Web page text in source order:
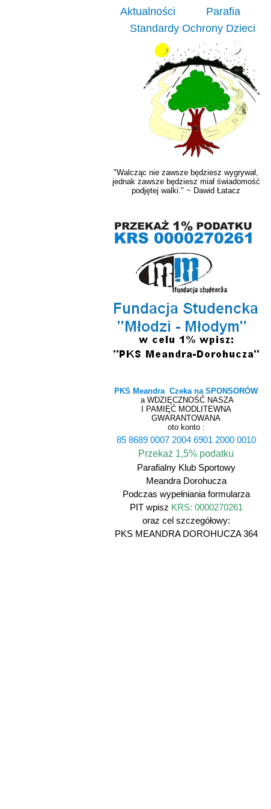
Aktualności Parafia
Standardy Ochrony Dzieci
"Walcząc nie zawsze będziesz wygrywał,
jednak zawsze będziesz miał świadomość
podjętej walki." ~ Dawid Łatacz
PKS Meandra Czeka na SPONSORÓW
a WDZIĘCZNOŚĆ NASZA
I PAMIĘĆ MODLITEWNA
GWARANTOWANA
oto konto :
85 8689 0007 2004 6901 2000 0010
Przekaż 1,5% podatku
Parafialny Klub Sportowy
Meandra Dorohucza
Podczas wypełniania formularza
PIT wpisz KRS: 0000270261
oraz cel szczegółowy:
PKS MEANDRA DOROHUCZA 364